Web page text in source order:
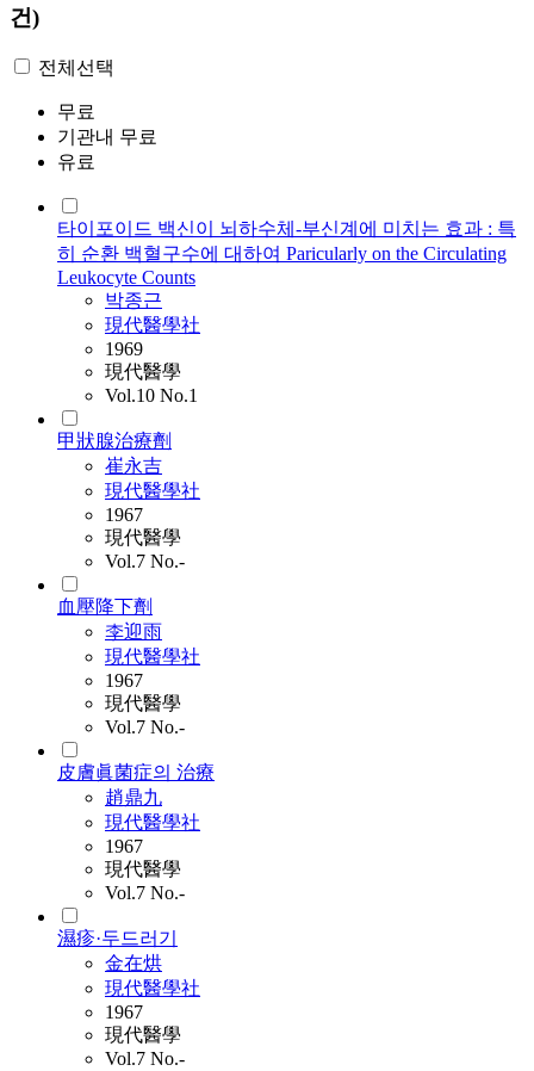
건)
전체선택
무료
기관내 무료
유료
타이포이드 백신이 뇌하수체-부신계에 미치는 효과 : 특
히 순환 백혈구수에 대하여 Paricularly on the Circulating
Leukocyte Counts
박종근
現代醫學社
1969
現代醫學
Vol.10 No.1
甲狀腺治療劑
崔永吉
現代醫學社
1967
現代醫學
Vol.7 No.-
血壓降下劑
李迎雨
現代醫學社
1967
現代醫學
Vol.7 No.-
皮膚眞菌症의 治療
趙鼎九
現代醫學社
1967
現代醫學
Vol.7 No.-
濕疹·두드러기
金在烘
現代醫學社
1967
現代醫學
Vol.7 No.-